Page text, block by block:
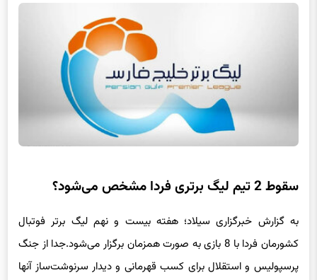
سقوط 2 تیم لیگ برتری فردا مشخص می‌شود؟
به گزارش خبرگزاری سیلاد؛هفته بیست و نهم لیگ برتر فوتبال
کشورمان فردا با 8 بازی به صورت همزمان برگزار می‌شود.
جدا از جنگ
پرسپولیس و استقلال برای کسب قهرمانی و دیدار سرنوشت‌ساز آنها